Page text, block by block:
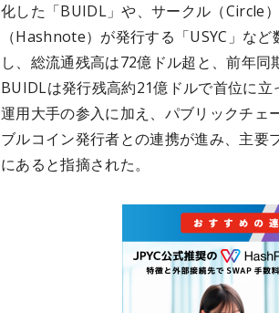
化した「BUIDL」や、サークル（Circle
（Hashnote）が発行する「USYC」な
し、総流通残高は72億ドル超と、前年
BUIDLは発行残高約21億ドルで首位に
運用大手の参入に加え、パブリックチェ
ブルコイン発行者との連携が進み、主要
にあると指摘された。